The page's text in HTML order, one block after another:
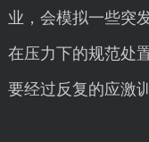
业，会模拟一些突
在压力下的规范处
要经过反复的应激